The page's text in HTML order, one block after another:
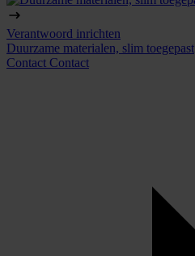
Verantwoord inrichten
Duurzame materialen, slim toegepast
Contact Contact